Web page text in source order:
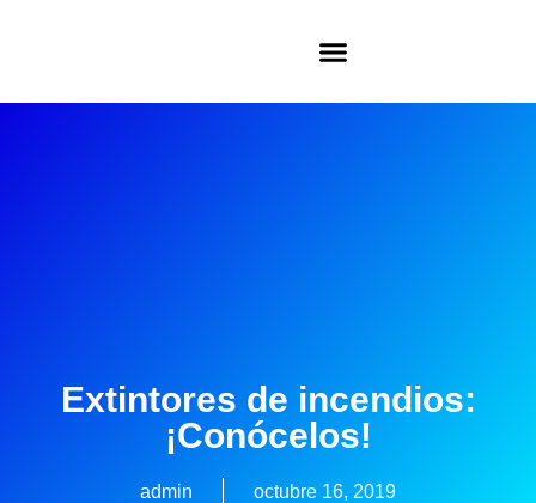
Extintores de incendios:
¡Conócelos!
admin octubre 16, 2019